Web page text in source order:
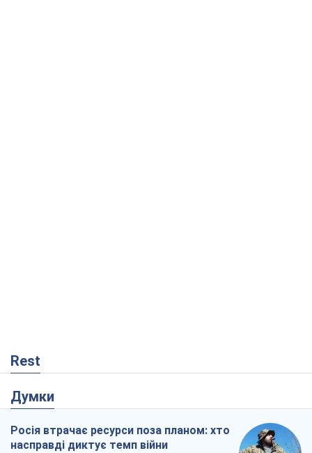
Rest
Думки
Росія втрачає ресурси поза планом: хто
насправді диктує темп війни